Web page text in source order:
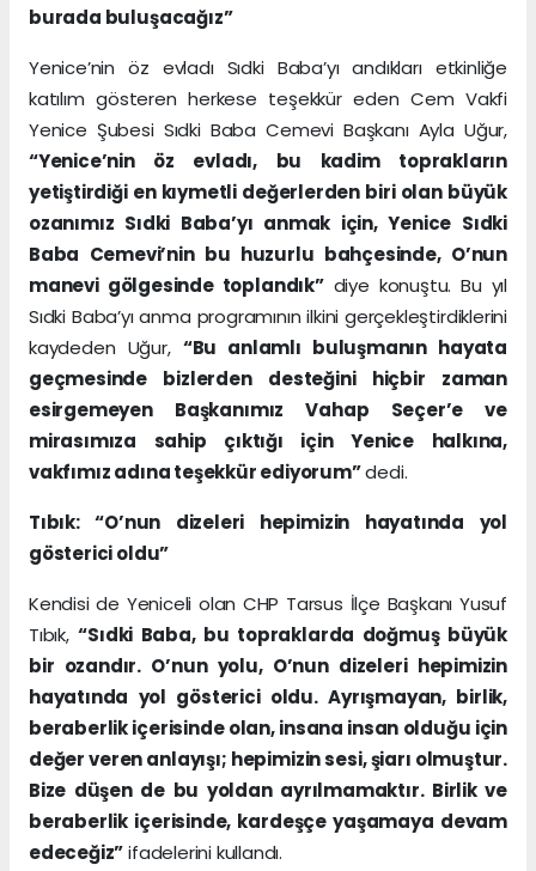
burada buluşacağız”
Yenice’nin öz evladı Sıdki Baba’yı andıkları etkinliğe
katılım gösteren herkese teşekkür eden Cem Vakfi
Yenice Şubesi Sıdki Baba Cemevi Başkanı Ayla Uğur,
“Yenice’nin öz evladı, bu kadim toprakların
yetiştirdiği en kıymetli değerlerden biri olan büyük
ozanımız Sıdki Baba’yı anmak için, Yenice Sıdki
Baba Cemevi’nin bu huzurlu bahçesinde, O’nun
manevi gölgesinde toplandık”diye konuştu. Bu yıl
Sıdki Baba’yı anma programının ilkini gerçekleştirdiklerini
kaydeden Uğur, “Bu anlamlı buluşmanın hayata
geçmesinde bizlerden desteğini hiçbir zaman
esirgemeyen Başkanımız Vahap Seçer’e ve
mirasımıza sahip çıktığı için Yenice halkına,
vakfımız adına teşekkür ediyorum”dedi.
Tıbık: “O’nun dizeleri hepimizin hayatında yol
gösterici oldu”
Kendisi de Yeniceli olan CHP Tarsus İlçe Başkanı Yusuf
Tıbık,“Sıdki Baba, bu topraklarda doğmuş büyük
bir ozandır. O’nun yolu, O’nun dizeleri hepimizin
hayatında yol gösterici oldu. Ayrışmayan, birlik,
beraberlik içerisinde olan, insana insan olduğu için
değer veren anlayışı; hepimizin sesi, şiarı olmuştur.
Bize düşen de bu yoldan ayrılmamaktır. Birlik ve
beraberlik içerisinde, kardeşçe yaşamaya devam
edeceğiz”ifadelerini kullandı.